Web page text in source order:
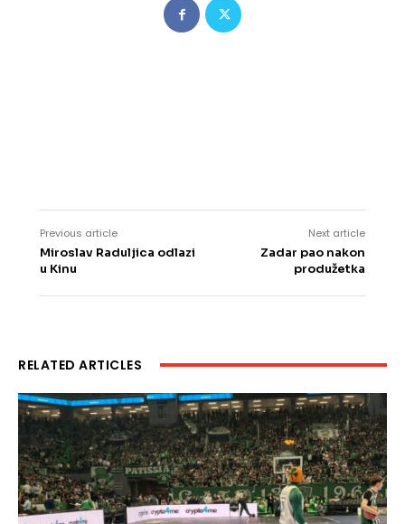
Previous article
Miroslav Raduljica odlazi
u Kinu
Next article
Zadar pao nakon
produžetka
RELATED ARTICLES